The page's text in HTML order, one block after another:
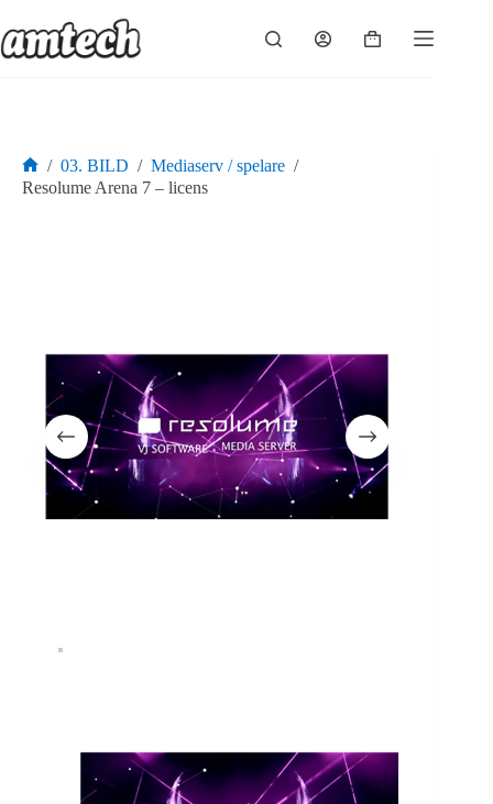
till
innehåll
Varukorg
Hem
/ 03. BILD / Mediaserv / spelare /
Resolume Arena 7 – licens